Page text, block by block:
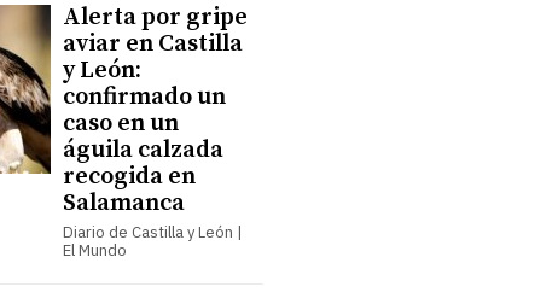
Alerta por gripe
aviar en Castilla
y León:
confirmado un
caso en un
águila calzada
recogida en
Salamanca
Diario de Castilla y León |
El Mundo